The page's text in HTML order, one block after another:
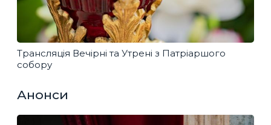
Трансляція Вечірні та Утрені з Патріаршого
собору
Анонси